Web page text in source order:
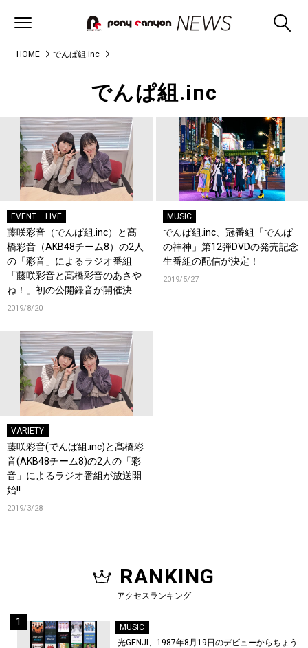
HOME でんぱ組.inc
でんぱ組.inc
EVENT LIVE
藤咲彩音（でんぱ組.inc）と髙
橋彩音（AKB48チーム8）の2人
の「彩音」によるラジオ番組
「藤咲彩音と髙橋彩音のあさや
ね！」初の公開録音が開催決
定！！
2019/8/20
MUSIC
でんぱ組.inc、冠番組「でんぱ
の神神」第12弾DVDの発売記念
生番組の配信が決定！
2019/5/27
VARIETY
藤咲彩音(でんぱ組.inc)と髙橋彩
音(AKB48チーム8)の2人の「彩
音」によるラジオ番組が放送開
始!!
2019/3/28
RANKING
アクセスランキング
MUSIC
光GENJI、1987年8月19日のデビューからちょう